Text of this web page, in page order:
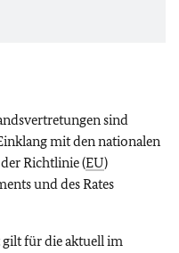
sind
mit den nationalen
Richtlinie (EU)
und des Rates
für die aktuell im